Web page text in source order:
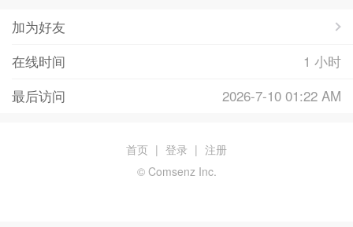
加为好友
在线时间
1 小时
最后访问
2026-7-10 01:22 AM
首页 | 登录 | 注册
© Comsenz Inc.